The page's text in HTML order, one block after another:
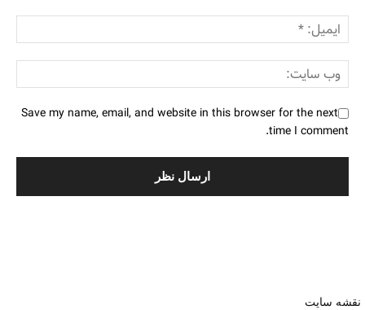
Save my name, email, and website in this browser for the next
time I comment.
نقشه سایت